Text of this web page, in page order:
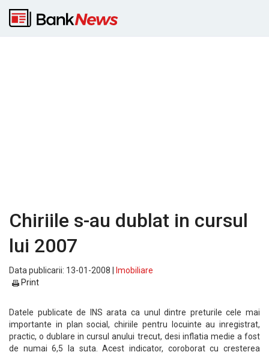
Chiriile s-au dublat in cursul
lui 2007
Data publicarii: 13-01-2008 |
Imobiliare
Print
Datele publicate de INS arata ca unul dintre preturile cele mai
importante in plan social, chiriile pentru locuinte au inregistrat,
practic, o dublare in cursul anului trecut, desi inflatia medie a fost
de numai 6,5 la suta. Acest indicator, coroborat cu cresterea